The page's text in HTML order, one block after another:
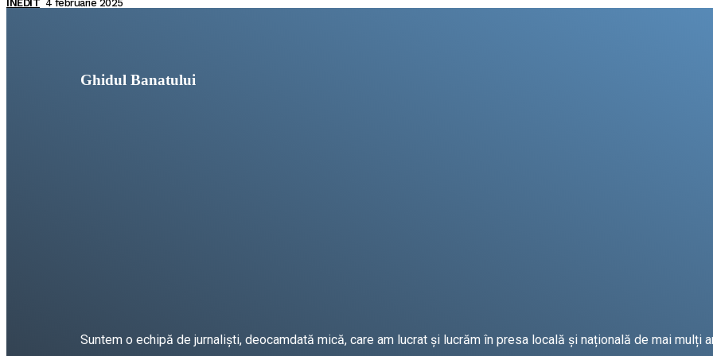
INEDIT 4 februarie 2025
Ghidul Banatului
Suntem o echipă de jurnaliști, deocamdată mică, care am lucrat și lucrăm în presa locală și națională de mai mulți